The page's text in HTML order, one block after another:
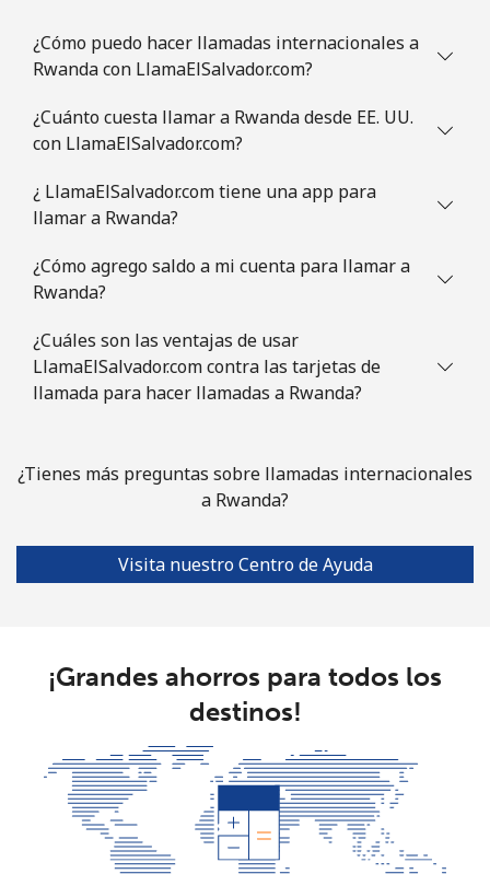
¿Cómo puedo hacer llamadas internacionales a
Rwanda con LlamaElSalvador.com?
¿Cuánto cuesta llamar a Rwanda desde EE. UU.
con LlamaElSalvador.com?
¿ LlamaElSalvador.com tiene una app para
llamar a Rwanda?
¿Cómo agrego saldo a mi cuenta para llamar a
Rwanda?
¿Cuáles son las ventajas de usar
LlamaElSalvador.com contra las tarjetas de
llamada para hacer llamadas a Rwanda?
¿Tienes más preguntas sobre llamadas internacionales
a Rwanda?
Visita nuestro Centro de Ayuda
¡Grandes ahorros para todos los
destinos!